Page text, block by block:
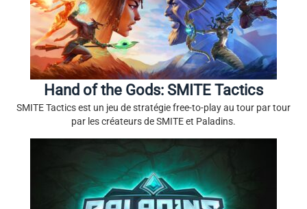
Hand of the Gods: SMITE Tactics
SMITE Tactics est un jeu de stratégie free-to-play au tour par tour
par les créateurs de SMITE et Paladins.